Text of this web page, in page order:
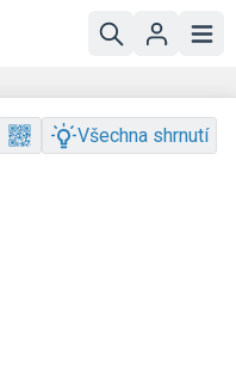
Všechna shrnutí